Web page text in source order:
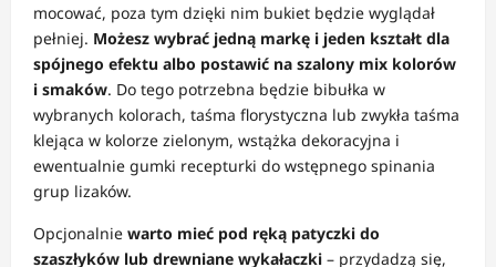
mocować, poza tym dzięki nim bukiet będzie wyglądał
pełniej. Możesz wybrać jedną markę i jeden kształt dla
spójnego efektu albo postawić na szalony mix kolorów
i smaków. Do tego potrzebna będzie bibułka w
wybranych kolorach, taśma florystyczna lub zwykła taśma
klejąca w kolorze zielonym, wstążka dekoracyjna i
ewentualnie gumki recepturki do wstępnego spinania
grup lizaków.
Opcjonalnie warto mieć pod ręką patyczki do
szaszłyków lub drewniane wykałaczki – przydadzą się,